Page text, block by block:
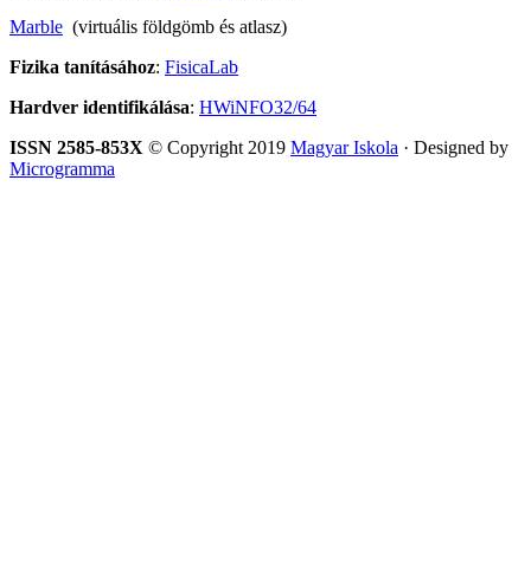
Marble (virtuális földgömb és atlasz)
Fizika tanításához: FisicaLab
Hardver identifikálása: HWiNFO32/64
ISSN 2585-853X © Copyright 2019 Magyar Iskola · Designed by
Microgramma